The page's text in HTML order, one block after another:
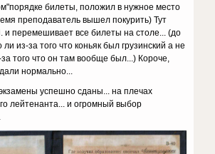
билеты, положил в нужное место
преподаватель вышел покурить) Тут
и перемешивает все билеты на столе... (до
из-за того что коньяк был грузинский а не
того что он там вообще был...) Короче,
нормально...
успешно сданы... на плечах
лейтенанта... и огромный выбор